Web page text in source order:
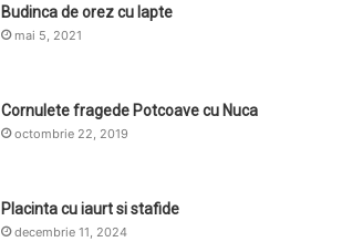
Budinca de orez cu lapte
mai 5, 2021
Cornulete fragede Potcoave cu Nuca
octombrie 22, 2019
Placinta cu iaurt si stafide
decembrie 11, 2024